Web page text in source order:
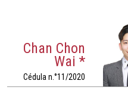
Chan Chon
Wai *
Cédula n.°11/2020